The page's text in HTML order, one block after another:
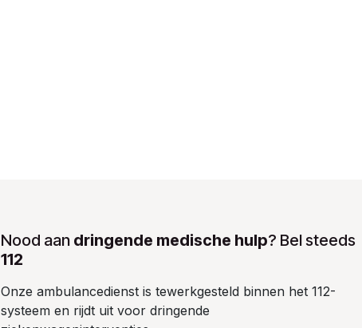
Nood aan dringende medische hulp? Bel steeds
112
Onze ambulancedienst is tewerkgesteld binnen het 112-
systeem en rijdt uit voor dringende